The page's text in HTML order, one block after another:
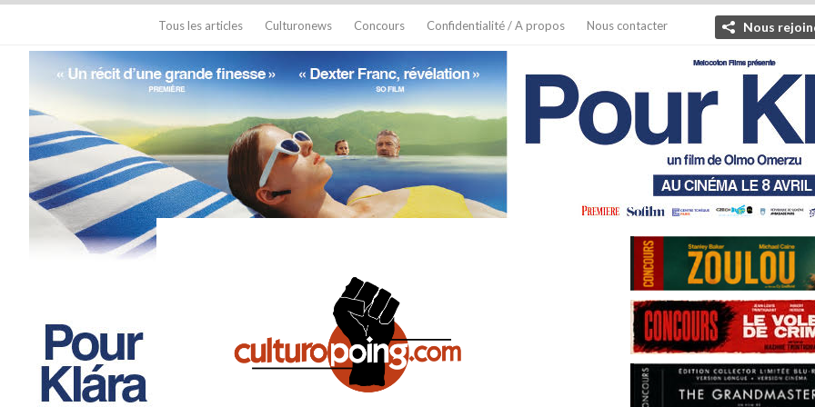
Tous les articles Culturonews Concours Confidentialité / A propos Nous contacter Nous